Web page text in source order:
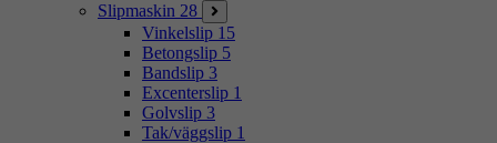
Slipmaskin 28
Vinkelslip 15
Betongslip 5
Bandslip 3
Excenterslip 1
Golvslip 3
Tak/väggslip 1